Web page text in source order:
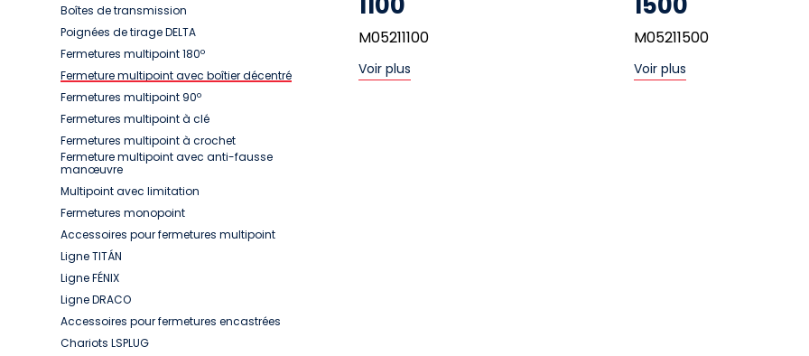
Boîtes de transmission
Poignées de tirage DELTA
Fermetures multipoint 180º
Fermeture multipoint avec boîtier décentré
Fermetures multipoint 90º
Fermetures multipoint à clé
Fermetures multipoint à crochet
Fermeture multipoint avec anti-fausse
manœuvre
Multipoint avec limitation
Fermetures monopoint
Accessoires pour fermetures multipoint
Ligne TITÁN
Ligne FÉNIX
Ligne DRACO
Accessoires pour fermetures encastrées
Chariots LSPLUG
M05211100
Voir plus
M05211500
Voir plus